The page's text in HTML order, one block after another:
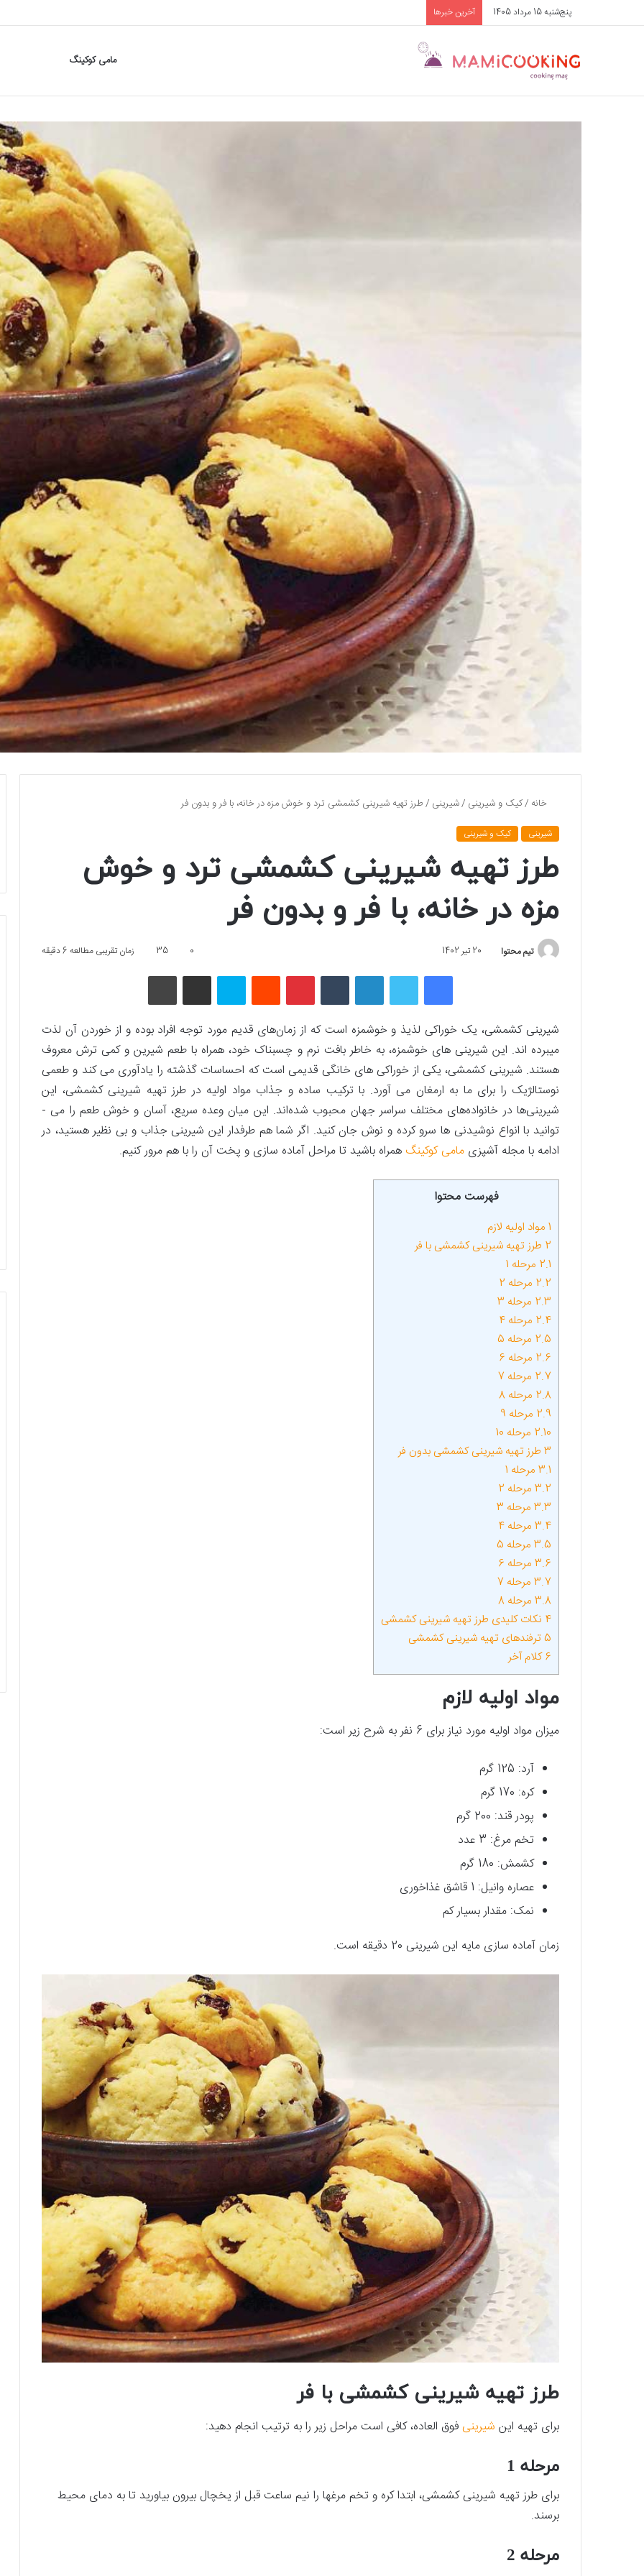
پنج‌شنبه 15 مرداد 1405 آخرین خبرها
مامی کوکینگ
خانه /کیک و شیرینی /شیرینی /طرز تهیه شیرینی کشمشی ترد و خوش مزه در خانه، با فر و بدون فر
شیرینی کیک و شیرینی
طرز تهیه شیرینی کشمشی ترد و خوش
مزه در خانه، با فر و بدون فر
تیم محتوا 20 تیر 1402 0
35 زمان تقریبی مطالعه 6 دقیقه
فیسبوک لینکداین پینتریست اسکایپ
شیرینی کشمشی، یک خوراکی لذیذ و خوش­مزه است که از زمان‌های قدیم مورد توجه افراد بوده و از خوردن آن لذت
می­برده ­اند. این شیرینی­ های خوش­مزه، به خاطر بافت نرم و چسبناک خود، همراه با طعم شیرین و کمی ترش معروف
هستند. شیرینی کشمشی، یکی از خوراکی ­های خانگی قدیمی است که احساسات گذشته را یادآوری می ­کند و طعمی
نوستالژیک را برای ما به ارمغان می­ آورد. با ترکیب ساده و جذاب مواد اولیه در طرز تهیه شیرینی کشمشی، این
شیرینی­‌ها در خانواده‌های مختلف سراسر جهان محبوب شده‌اند. این میان وعده سریع، آسان و خوش ­طعم را می ­
توانید با انواع نوشیدنی ­ها سرو کرده و نوش جان کنید. اگر شما هم طرفدار این شیرینی جذاب و بی­ نظیر هستید، در
ادامه با مجله آشپزی مامی کوکینگهمراه باشید تا مراحل آماده سازی و پخت آن را با هم مرور کنیم.
فهرست محتوا
1 مواد اولیه لازم
2 طرز تهیه شیرینی کشمشی با فر
2.1 مرحله 1
2.2 مرحله 2
2.3 مرحله 3
2.4 مرحله 4
2.5 مرحله 5
2.6 مرحله 6
2.7 مرحله 7
2.8 مرحله 8
2.9 مرحله 9
2.10 مرحله 10
3 طرز تهیه شیرینی کشمشی بدون فر
3.1 مرحله 1
3.2 مرحله 2
3.3 مرحله 3
3.4 مرحله 4
3.5 مرحله 5
3.6 مرحله 6
3.7 مرحله 7
3.8 مرحله 8
4 نکات کلیدی طرز تهیه شیرینی کشمشی
5 ترفندهای تهیه شیرینی کشمشی
6کلام آخر
مواد اولیه لازم
میزان مواد اولیه مورد نیاز برای 6 نفر به شرح زیر است:
آرد: 125 گرم
کره: 170 گرم
پودر قند: 200 گرم
تخم مرغ: 3 عدد
کشمش: 180 گرم
عصاره وانیل: 1 قاشق غذاخوری
نمک: مقدار بسیار کم
زمان آماده سازی مایه این شیرینی 20 دقیقه است.
طرز تهیه شیرینی کشمشی با فر
برای تهیه این شیرینی فوق ­العاده، کافی است مراحل زیر را به ترتیب انجام دهید:
مرحله 1
برای طرز تهیه شیرینی کشمشی، ابتدا کره و تخم مرغ­ها را نیم ساعت قبل از یخچال بیرون بیاورید تا به دمای محیط
برسند.
مرحله 2